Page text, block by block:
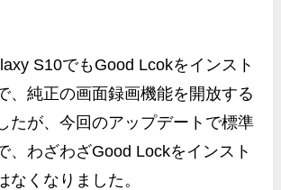
S10でもGood Lcokをインスト
、純正の画面録画機能を開放する
たが、今回のアップデートで標準
、 わざわざGood Lockをインスト
なくなりました。